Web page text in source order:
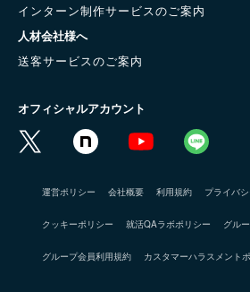
インターン制作サービスのご案内
人材会社様へ
送客サービスのご案内
オフィシャルアカウント
運営ポリシー 会社概要 利用規約 プライバ
クッキーポリシー 就活QAラボポリシー グル
グループ会員利用規約 カスタマーハラスメント